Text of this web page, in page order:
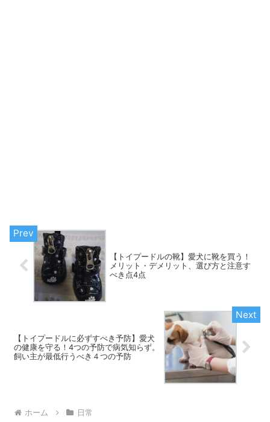
【トイプードルの靴】愛犬に靴を買う！
メリット・デメリット、選び方と注意す
べき点4点
【トイプードルに必ずすべき予防】愛犬
の健康を守る！4つの予防で病気知らず。
飼い主が最低行うべき４つの予防
ホーム 日常